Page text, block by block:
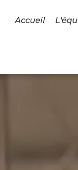
Accueil